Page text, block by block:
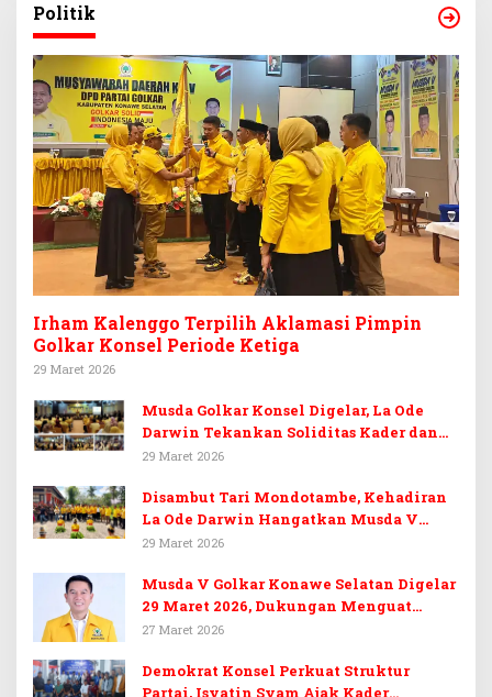
Politik
Irham Kalenggo Terpilih Aklamasi Pimpin
Golkar Konsel Periode Ketiga
29 Maret 2026
Musda Golkar Konsel Digelar, La Ode
Darwin Tekankan Soliditas Kader dan
Target 14 Kursi DPRD Konawe Selatan
29 Maret 2026
Disambut Tari Mondotambe, Kehadiran
La Ode Darwin Hangatkan Musda V
Golkar Konsel
29 Maret 2026
Musda V Golkar Konawe Selatan Digelar
29 Maret 2026, Dukungan Menguat
untuk Irham Kalenggo
27 Maret 2026
Demokrat Konsel Perkuat Struktur
Partai, Isyatin Syam Ajak Kader